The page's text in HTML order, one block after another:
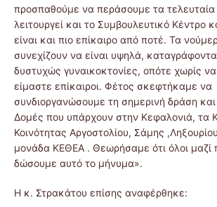
προσπαθούμε να περάσουμε τα τελευταία
λειτουργεί και το Συμβουλευτικό Κέντρο
είναι και πιο επίκαιρο από ποτέ. Τα
συνεχίζουν να είναι υψηλά,
δυστυχώς γυναικοκτονίες, οπότε χωρίς
είμαστε επίκαιροι. Φέτος σκεφτήκαμε να
συνδιοργανώσουμε τη σημερινή δράση και
Δομές που υπάρχουν στην Κεφαλονιά, τα
Κοινότητας Αργοστολίου, Σάμης
μονάδα ΚΕΘΕΑ . Θεωρήσαμε ότι όλοι μαζί
δώσουμε αυτό το μήνυμα».
Η κ. Στρακάτου επίσης αναφέρθηκε: